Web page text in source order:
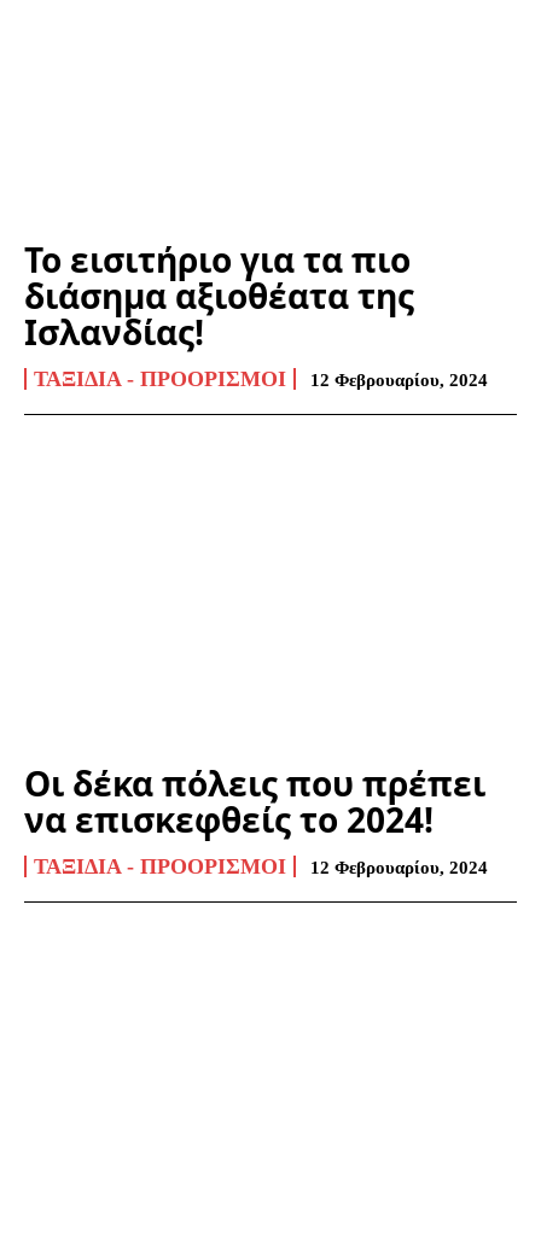
Το εισιτήριο για τα πιο
διάσημα αξιοθέατα της
Ισλανδίας!
ΤΑΞΊΔΙΑ - ΠΡΟΟΡΙΣΜΟΊ 12 Φεβρουαρίου, 2024
Οι δέκα πόλεις που πρέπει
να επισκεφθείς το 2024!
ΤΑΞΊΔΙΑ - ΠΡΟΟΡΙΣΜΟΊ 12 Φεβρουαρίου, 2024